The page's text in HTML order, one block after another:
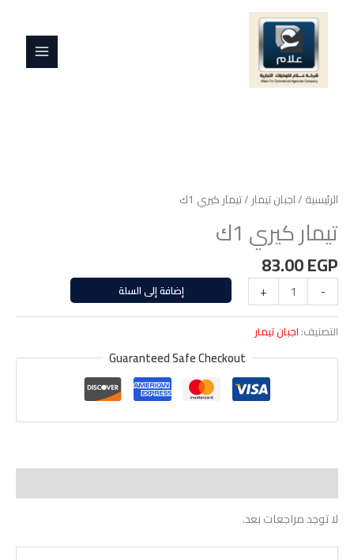
تخطي
المحتوى
MENU
الرئيسية /اجبان تيمار/ تيمار كيري 1ك
تيمار كيري 1ك
83.00EGP
-
كيري
+ إضافة إلى السلة
التصنيف: اجبان تيمار
Guaranteed Safe Checkout
لا توجد مراجعات بعد.